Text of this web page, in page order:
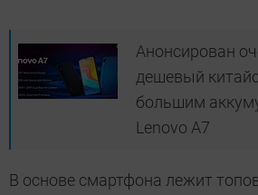
Анонсирован
дешевый
большим
Lenovo A7
В основе смартфона лежит